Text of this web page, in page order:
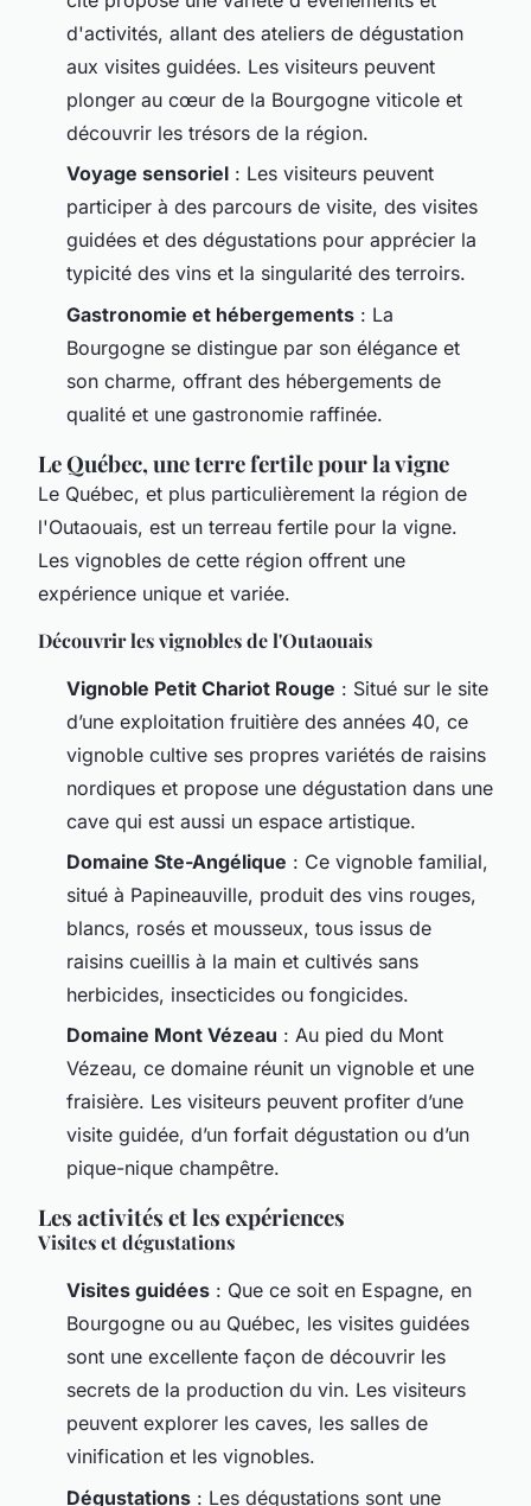
d'activités, allant des ateliers de dégustation
aux visites guidées. Les visiteurs peuvent
plonger au cœur de la Bourgogne viticole et
découvrir les trésors de la région.
Voyage sensoriel : Les visiteurs peuvent
participer à des parcours de visite, des visites
guidées et des dégustations pour apprécier la
typicité des vins et la singularité des terroirs.
Gastronomie et hébergements : La
Bourgogne se distingue par son élégance et
son charme, offrant des hébergements de
qualité et une gastronomie raffinée.
Le Québec, une terre fertile pour la vigne
Le Québec, et plus particulièrement la région de
l'Outaouais, est un terreau fertile pour la vigne.
Les vignobles de cette région offrent une
expérience unique et variée.
Découvrir les vignobles de l'Outaouais
Vignoble Petit Chariot Rouge : Situé sur le site
d’une exploitation fruitière des années 40, ce
vignoble cultive ses propres variétés de raisins
nordiques et propose une dégustation dans une
cave qui est aussi un espace artistique.
Domaine Ste-Angélique : Ce vignoble familial,
situé à Papineauville, produit des vins rouges,
blancs, rosés et mousseux, tous issus de
raisins cueillis à la main et cultivés sans
herbicides, insecticides ou fongicides.
Domaine Mont Vézeau : Au pied du Mont
Vézeau, ce domaine réunit un vignoble et une
fraisière. Les visiteurs peuvent profiter d’une
visite guidée, d’un forfait dégustation ou d’un
pique-nique champêtre.
Les activités et les expériences
Visites et dégustations
Visites guidées : Que ce soit en Espagne, en
Bourgogne ou au Québec, les visites guidées
sont une excellente façon de découvrir les
secrets de la production du vin. Les visiteurs
peuvent explorer les caves, les salles de
vinification et les vignobles.
Dégustations : Les dégustations sont une